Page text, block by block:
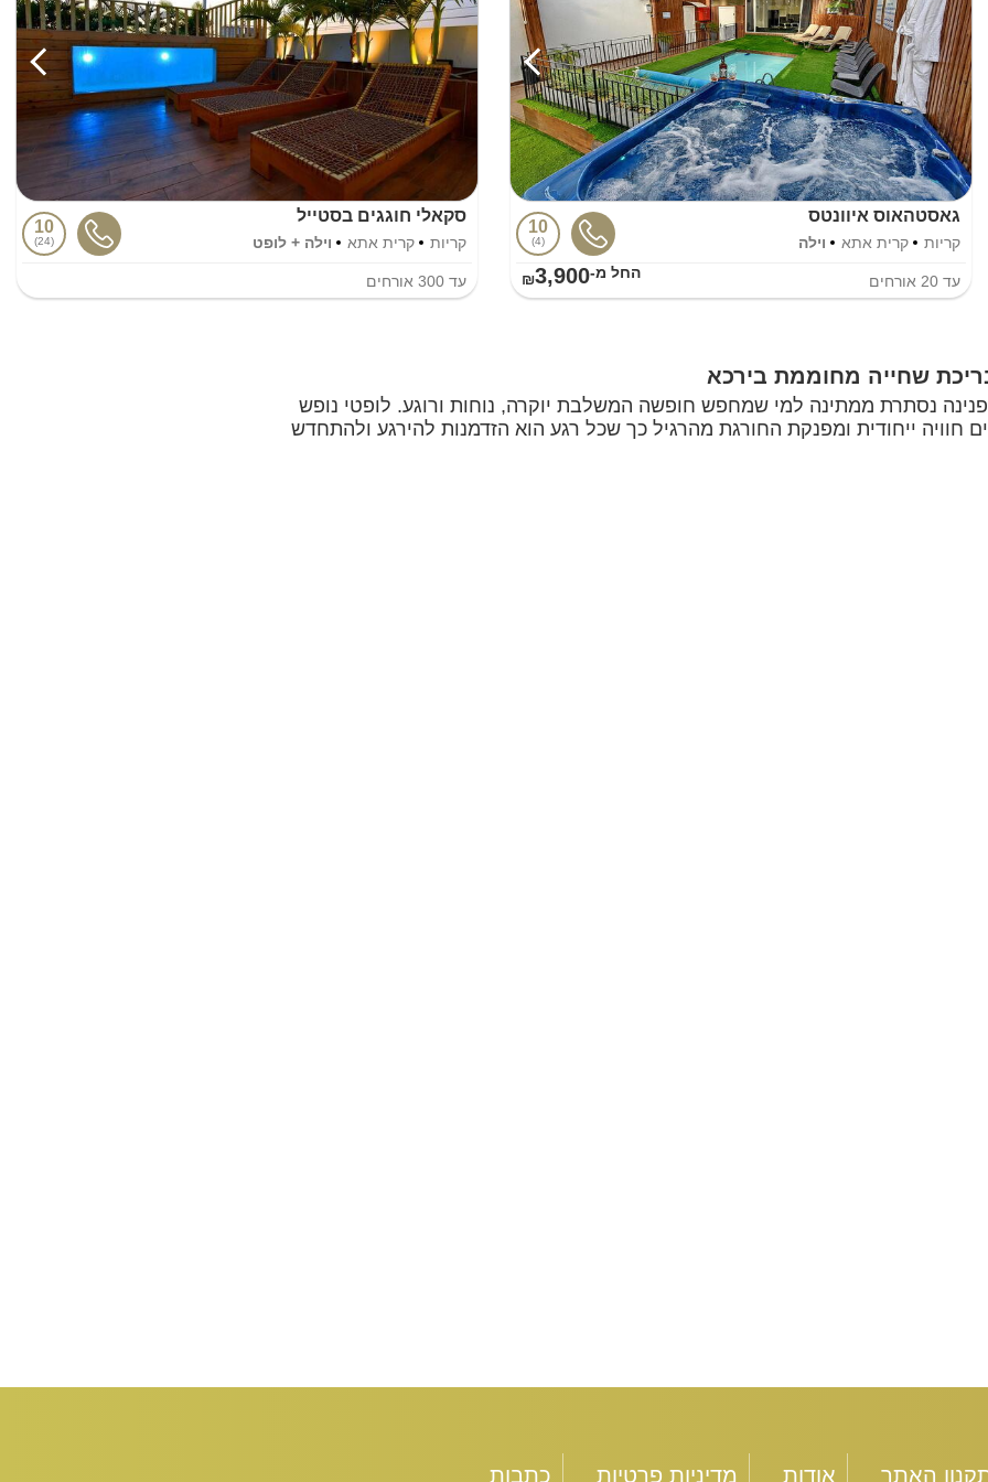
גאסטהאוס איוונטס
קריות קרית אתא וילה
10
4
עד 20 אורחים החל מ-₪3,900
סקאלי חוגגים בסטייל
קריות קרית אתא וילה + לופט
10
24
עד 300אורחים
שחייה מחוממת בירכא
פנינה נסתרת ממתינה למי שמחפש חופשה המשלבת יוקרה, נוחות ורוגע. לופטי נופש
חוויה ייחודית ומפנקת החורגת מהרגיל כך שכל רגע הוא הזדמנות להירגע ולהתחדש
האתר אודות מדיניות פרטיות כתבות